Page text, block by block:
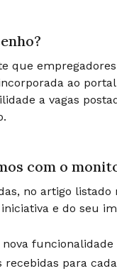
que
ao
a vagas
com o
no artigo listado
e do seu
funcionalidade
recebidas para